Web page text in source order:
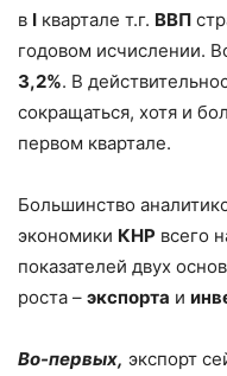
в I квартале т.г. ВВП
годовом исчислении.
3,2%. В
сокращаться, хотя и
первом квартале.
Большинство
экономики КНР всего
показателей двух
роста – экспорта и
Во-первых, экспорт